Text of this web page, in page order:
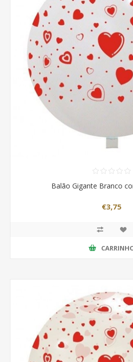
Balão Gigante Branco
€3,75